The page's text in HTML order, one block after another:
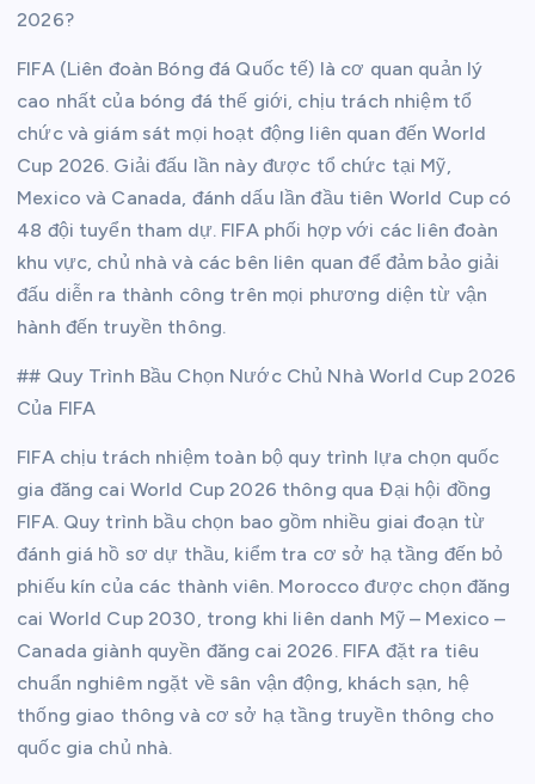
2026?
FIFA (Liên đoàn Bóng đá Quốc tế) là cơ quan quản lý
cao nhất của bóng đá thế giới, chịu trách nhiệm tổ
chức và giám sát mọi hoạt động liên quan đến World
Cup 2026. Giải đấu lần này được tổ chức tại Mỹ,
Mexico và Canada, đánh dấu lần đầu tiên World Cup có
48 đội tuyển tham dự. FIFA phối hợp với các liên đoàn
khu vực, chủ nhà và các bên liên quan để đảm bảo giải
đấu diễn ra thành công trên mọi phương diện từ vận
hành đến truyền thông.
## Quy Trình Bầu Chọn Nước Chủ Nhà World Cup 2026
Của FIFA
FIFA chịu trách nhiệm toàn bộ quy trình lựa chọn quốc
gia đăng cai World Cup 2026 thông qua Đại hội đồng
FIFA. Quy trình bầu chọn bao gồm nhiều giai đoạn từ
đánh giá hồ sơ dự thầu, kiểm tra cơ sở hạ tầng đến bỏ
phiếu kín của các thành viên. Morocco được chọn đăng
cai World Cup 2030, trong khi liên danh Mỹ – Mexico –
Canada giành quyền đăng cai 2026. FIFA đặt ra tiêu
chuẩn nghiêm ngặt về sân vận động, khách sạn, hệ
thống giao thông và cơ sở hạ tầng truyền thông cho
quốc gia chủ nhà.